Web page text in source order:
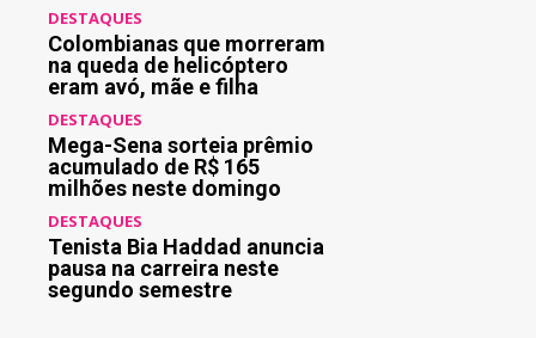
DESTAQUES
Colombianas que morreram
na queda de helicóptero
eram avó, mãe e filha
DESTAQUES
Mega-Sena sorteia prêmio
acumulado de R$ 165
milhões neste domingo
DESTAQUES
Tenista Bia Haddad anuncia
pausa na carreira neste
segundo semestre